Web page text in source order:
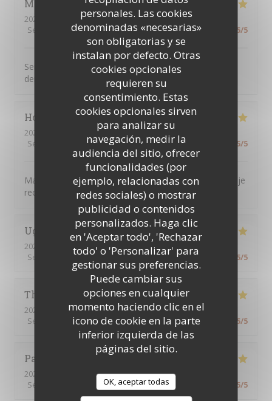
personales. Las cookies
denominadas «necesarias»
son obligatorias y se
instalan por defecto. Otras
cookies opcionales
requieren su
consentimiento. Estas
cookies opcionales sirven
para analizar su
navegación, medir la
audiencia del sitio, ofrecer
funcionalidades (por
ejemplo, relacionadas con
redes sociales) o mostrar
publicidad o contenidos
personalizados. Haga clic
en 'Aceptar todo', 'Rechazar
todo' o 'Personalizar' para
gestionar sus preferencias.
Puede cambiar sus
opciones en cualquier
momento haciendo clic en el
icono de cookie en la parte
inferior izquierda de las
páginas del sitio.
OK, aceptar todas
Marie jose
2026-07-23
- 12:45 - Invitados 2
Servicio
/5 Ambiente:5/5 Menú:5/5 Calidad / Precio 5/5
Serveur aux petits soins cuisine très bonne on ne
demande qu’à y revenir
Hocine
2026-07-16
- 12:30 - Invitados 7
Servicio
Ambiente:5/5 Menú:5/5 Calidad / Precio 5/5
Magnifique, tout était parfait. L’accueil la présentation je
recommande encore merci
Ughetto
2026-07-21
- 12:15 - Invitados 2
Servicio
Ambiente : 5/5 Menú: 5/5 Calidad / Precio 5/5
Thierry
2026-07-09
- 12:30 - Invitados 2
Servicio
/5 Ambiente: 5/5 Menú:5 /5 Calidad / Precio 5/5
Patrick
2026-07-09
- 12:15 - Invitados 16
Servicio
Ambiente: 5/5 Menú:5/5 5/5